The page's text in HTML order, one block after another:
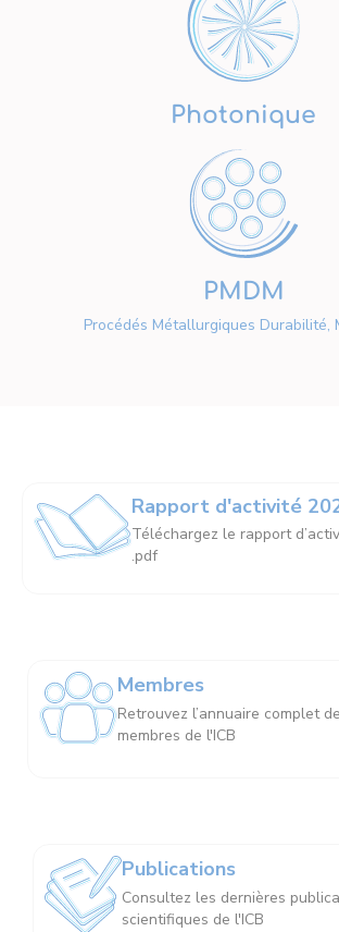
Photonique
PMDM
Procédés Métallurgiques Durabilité,
Rapport d'activité
Téléchargez le rapport
.pdf
Membres
Retrouvez l’annuaire complet
membres de l'ICB
Publications
Consultez les dernières
scientifiques de l'ICB